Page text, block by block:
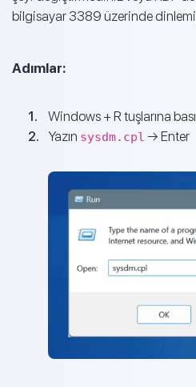
bilgisayar 3389 üzerinde
Adımlar:
Windows + R tuşlarına
Yazın sysdm.cpl → Enter